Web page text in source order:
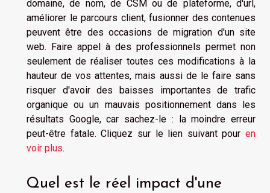
domaine, de nom, de CSM ou de plateforme, d'url,
améliorer le parcours client, fusionner des contenues
peuvent être des occasions de migration d'un site
web. Faire appel à des professionnels permet non
seulement de réaliser toutes ces modifications à la
hauteur de vos attentes, mais aussi de le faire sans
risquer d'avoir des baisses importantes de trafic
organique ou un mauvais positionnement dans les
résultats Google, car sachez-le : la moindre erreur
peut-être fatale. Cliquez sur le lien suivant pour en
voir plus.
Quel est le réel impact d'une